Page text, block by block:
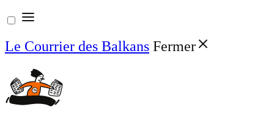
Aller
au
contenu
Le Courrier des Balkans Fermer